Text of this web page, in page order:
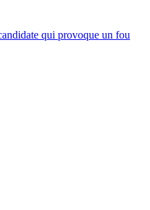
qui provoque un fou